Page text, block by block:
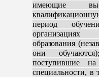
имеющие
период
образования
они
поступившие
специальности, в